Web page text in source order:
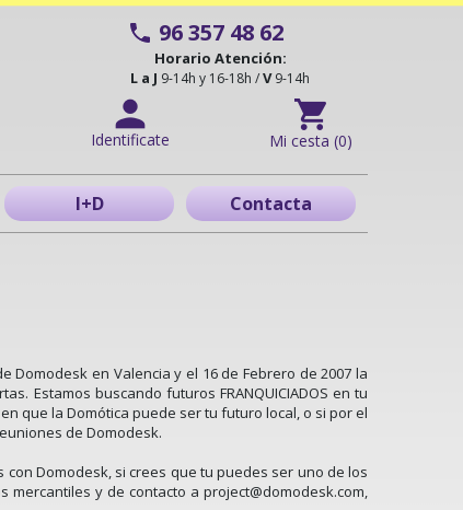
96 357 48 62
Horario Atención:
L a J 9-14h y 16-18h /V9-14h
Identificate Mi cesta (0)
I+D Contacta
Domodesk en Valencia y el 16 de Febrero de 2007 la
Estamos buscando futuros FRANQUICIADOS en tu
en que la Domótica puede ser tu futuro local, o si por el
de Domodesk.
Domodesk, si crees que tu puedes ser uno de los
mercantiles y de contacto a project@domodesk.com,